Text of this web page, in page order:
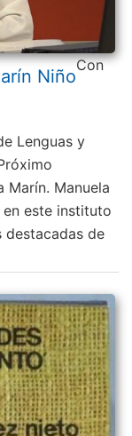
Niño
Con
Lenguas y
Marín. Manuela
este instituto
destacadas de